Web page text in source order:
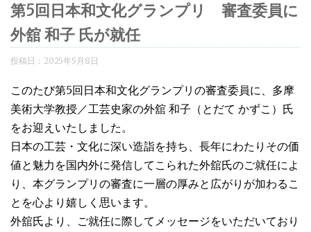
第5回日本和文化グランプリ 審査委員に
外舘 和子 氏が就任
投稿日： 2025年5月8日
このたび第5回日本和文化グランプリの審査委員に、多摩
美術大学教授／工芸史家の外舘 和子（とだて かずこ）氏
をお迎えいたしました。
日本の工芸・文化に深い造詣を持ち、長年にわたりその価
値と魅力を国内外に発信してこられた外舘氏のご就任によ
り、本グランプリの審査に一層の厚みと広がりが加わるこ
とを心より嬉しく思います。
外舘氏より、ご就任に際してメッセージをいただいており